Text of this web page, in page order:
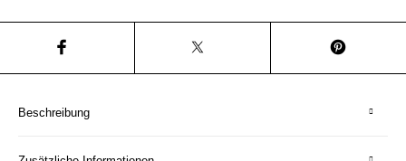
Beschreibung